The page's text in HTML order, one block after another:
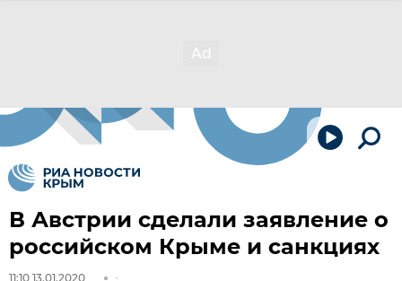
В Австрии сделали заявление о
российском Крыме и санкциях
11:10 13.01.2020